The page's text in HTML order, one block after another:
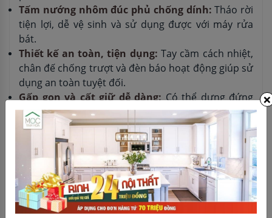
Tấm nướng nhôm đúc phủ chống dính: Tháo rời
tiện lợi, dễ vệ sinh và sử dụng được với máy rửa
bát.
Thiết kế an toàn, tiện dụng: Tay cầm cách nhiệt,
chân đế chống trượt và đèn báo hoạt động giúp sử
dụng an toàn tuyệt đối.
Gấp gọn và cất giữ dễ dàng:Có thể dựng đứng
sau khi sử dụng để tiết kiệm không gian bếp.
Thông số kỹ thuật
Thương hiệu:Bosch
Model: TCG4104
Công suất:2000W
Điện áp:220 – 240V, 50/60Hz
Số ngăn nướng:2
×